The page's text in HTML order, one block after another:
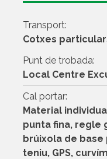
Transport:
Cotxes
Punt de trobada:
Local Centre
Cal portar:
Material
punta fina, regle
brúixola de base
teniu, GPS,